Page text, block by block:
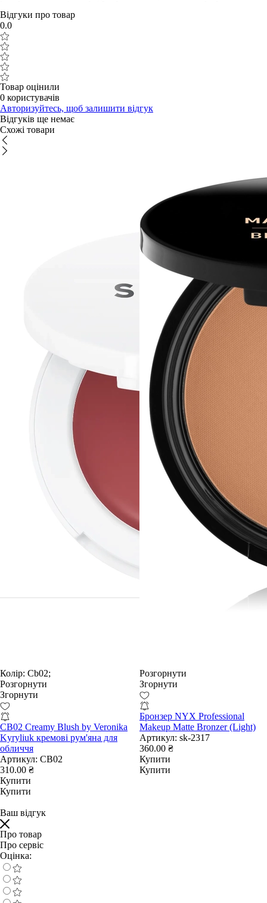
Відгуки про товар
0.0
Товар оцінили
0 користувачів
Авторизуйтесь, щоб залишити відгук
Відгуків ще немає
Схожі товари
Колір: Cb02;
Розгорнути
Згорнути
CB02 Creamy Blush by Veronika
Kyryliuk кремові рум'яна для
обличчя
Артикул: CB02
310.00 ₴
Купити
Купити
Розгорнути
Згорнути
Бронзер NYX Professional
Makeup Matte Bronzer (Light)
Артикул: sk-2317
360.00 ₴
Купити
Купити
Ваш відгук
Про товар
Про сервіс
Оцінка: